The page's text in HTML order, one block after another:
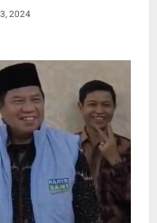
2024